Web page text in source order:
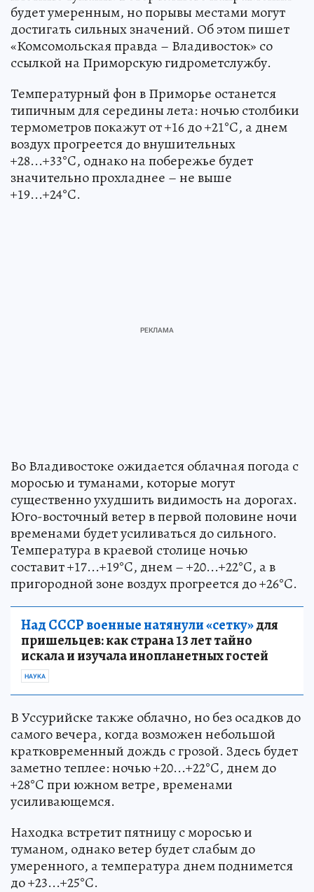
будет умеренным, но порывы местами могут
достигать сильных значений. Об этом пишет
«Комсомольская правда – Владивосток» со
ссылкой на Приморскую гидрометслужбу.
Температурный фон в Приморье останется
типичным для середины лета: ночью столбики
термометров покажут от +16 до +21°C, а днем
воздух прогреется до внушительных
+28...+33°C, однако на побережье будет
значительно прохладнее – не выше
+19...+24°C.
Во Владивостоке ожидается облачная погода с
моросью и туманами, которые могут
существенно ухудшить видимость на дорогах.
Юго-восточный ветер в первой половине ночи
временами будет усиливаться до сильного.
Температура в краевой столице ночью
составит +17...+19°C, днем – +20...+22°C, а в
пригородной зоне воздух прогреется до +26°C.
Над СССР военные натянули «сетку»для
пришельцев: как страна 13 лет тайно
искала и изучала инопланетных гостей
НАУКА
В Уссурийске также облачно, но без осадков до
самого вечера, когда возможен небольшой
кратковременный дождь с грозой. Здесь будет
заметно теплее: ночью +20...+22°C, днем до
+28°C при южном ветре, временами
усиливающемся.
Находка встретит пятницу с моросью и
туманом, однако ветер будет слабым до
умеренного, а температура днем поднимется
до +23...+25°C.